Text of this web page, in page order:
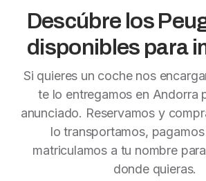
Descúbre los
disponibles para
Si quieres un coche nos
te lo entregamos en Andorra
anunciado. Reservamos y
lo transportamos, pagamos
matriculamos a tu nombre
donde quieras.